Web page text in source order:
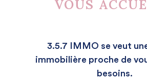
VOUS
3.5.7 IMMO se veut
immobilière proche de
besoins.